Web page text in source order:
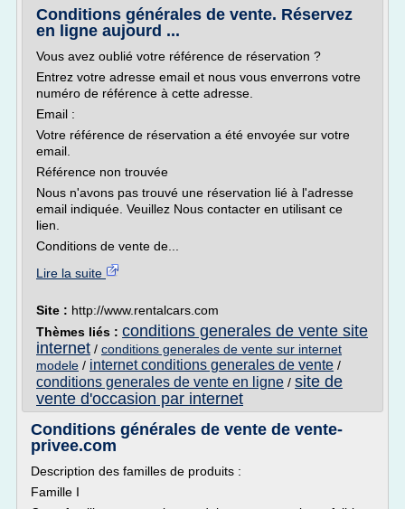
Conditions générales de vente. Réservez
en ligne aujourd ...
Vous avez oublié votre référence de réservation ?
Entrez votre adresse email et nous vous enverrons votre
numéro de référence à cette adresse.
Email :
Votre référence de réservation a été envoyée sur votre
email.
Référence non trouvée
Nous n'avons pas trouvé une réservation lié à l'adresse
email indiquée. Veuillez Nous contacter en utilisant ce
lien.
Conditions de vente de...
Lire la suite
Site : http://www.rentalcars.com
Thèmes liés : conditions generales de vente site
internet / conditions generales de vente sur internet
modele / internet conditions generales de vente /
conditions generales de vente en ligne / site de
vente d'occasion par internet
Conditions générales de vente de vente-
privee.com
Description des familles de produits :
Famille I